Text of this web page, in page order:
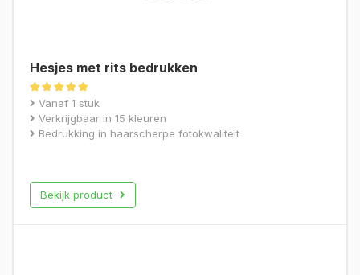
Hesjes met rits bedrukken
Gewaardeerd
4.88
uit 5
Vanaf 1 stuk
Verkrijgbaar in 15 kleuren
Bedrukking in haarscherpe fotokwaliteit
Bekijk product